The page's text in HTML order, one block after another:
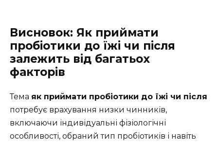
Висновок: Як приймати
пробіотики до їжі чи після
залежить від багатьох
факторів
Тема як приймати пробіотики до їжі чи після
потребує врахування низки чинників,
включаючи індивідуальні фізіологічні
особливості, обраний тип пробіотиків і навіть